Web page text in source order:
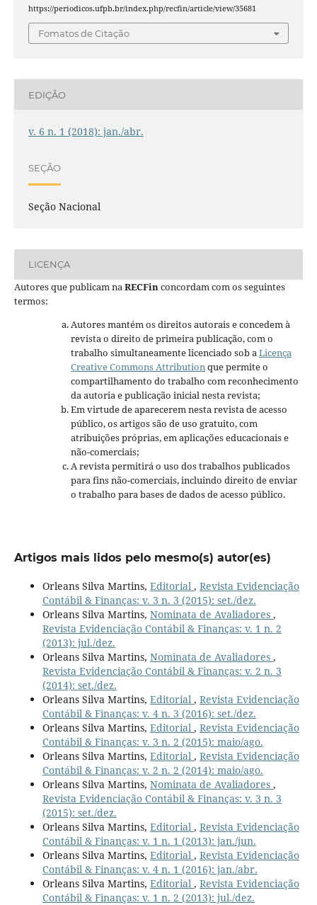
https://periodicos.ufpb.br/index.php/recfin/article/view/35681
Fomatos de Citação
EDIÇÃO
v. 6 n. 1 (2018): jan./abr.
SEÇÃO
Seção Nacional
LICENÇA
Autores que publicam na RECFin concordam com os seguintes
termos:
Autores mantém os direitos autorais e concedem à
revista o direito de primeira publicação, com o
trabalho simultaneamente licenciado sob a Licença
Creative Commons Attribution que permite o
compartilhamento do trabalho com reconhecimento
da autoria e publicação inicial nesta revista;
Em virtude de aparecerem nesta revista de acesso
público, os artigos são de uso gratuito, com
atribuições próprias, em aplicações educacionais e
não-comerciais;
A revista permitirá o uso dos trabalhos publicados
para fins não-comerciais, incluindo direito de enviar
o trabalho para bases de dados de acesso público.
Artigos mais lidos pelo mesmo(s) autor(es)
Orleans Silva Martins, Editorial , Revista Evidenciação
Contábil & Finanças: v. 3 n. 3 (2015): set./dez.
Orleans Silva Martins, Nominata de Avaliadores ,
Revista Evidenciação Contábil & Finanças: v. 1 n. 2
(2013): jul./dez.
Orleans Silva Martins, Nominata de Avaliadores ,
Revista Evidenciação Contábil & Finanças: v. 2 n. 3
(2014): set./dez.
Orleans Silva Martins, Editorial , Revista Evidenciação
Contábil & Finanças: v. 4 n. 3 (2016): set./dez.
Orleans Silva Martins, Editorial , Revista Evidenciação
Contábil & Finanças: v. 3 n. 2 (2015): maio/ago.
Orleans Silva Martins, Editorial , Revista Evidenciação
Contábil & Finanças: v. 2 n. 2 (2014): maio/ago.
Orleans Silva Martins, Nominata de Avaliadores ,
Revista Evidenciação Contábil & Finanças: v. 3 n. 3
(2015): set./dez.
Orleans Silva Martins, Editorial , Revista Evidenciação
Contábil & Finanças: v. 1 n. 1 (2013): jan./jun.
Orleans Silva Martins, Editorial , Revista Evidenciação
Contábil & Finanças: v. 4 n. 1 (2016): jan./abr.
Orleans Silva Martins, Editorial , Revista Evidenciação
Contábil & Finanças: v. 1 n. 2 (2013): jul./dez.